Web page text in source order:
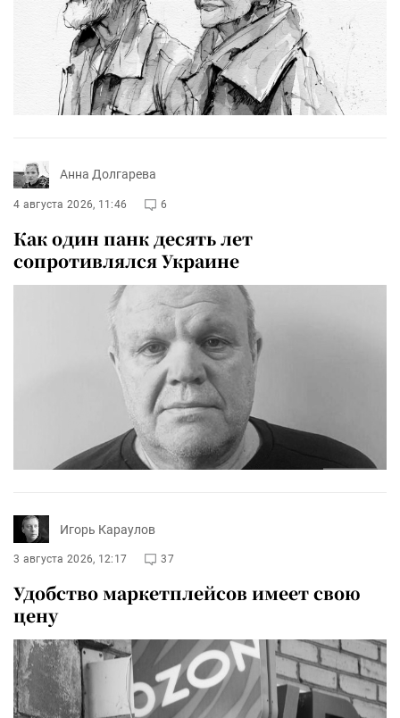
Анна Долгарева
4 августа 2026, 11:46 6
Как один панк десять лет
сопротивлялся Украине
Игорь Караулов
3 августа 2026, 12:17 37
Удобство маркетплейсов имеет свою
цену